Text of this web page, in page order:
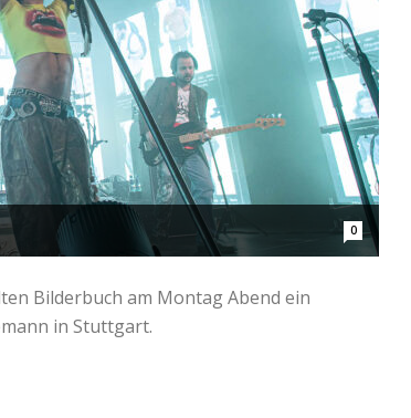
0
Bilderbuch am Montag Abend ein
in Stuttgart.